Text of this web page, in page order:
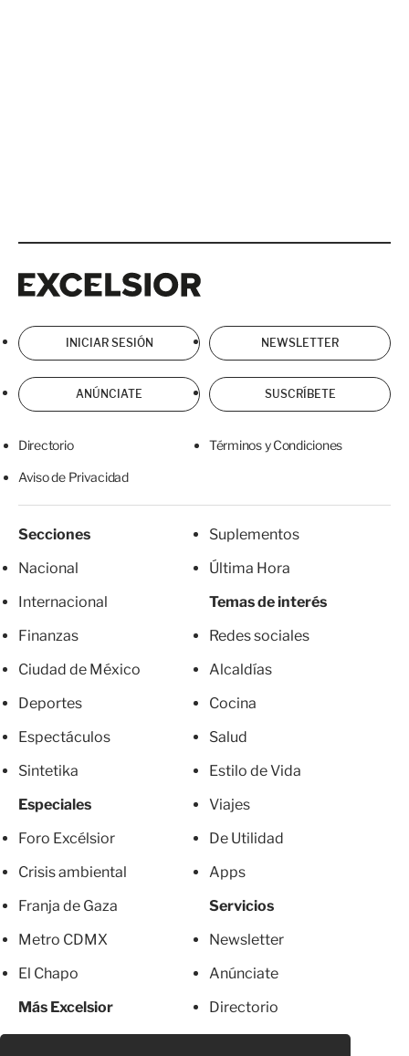
INICIAR SESIÓN NEWSLETTER
ANÚNCIATE SUSCRÍBETE
Directorio Términos y Condiciones
Aviso de Privacidad
Secciones
Nacional
Internacional
Finanzas
Ciudad de México
Deportes
Espectáculos
Sintetika
Especiales
Foro Excélsior
Crisis ambiental
Franja de Gaza
Metro CDMX
El Chapo
Más Excelsior
Suplementos
Última Hora
Temas de interés
Redes sociales
Alcaldías
Cocina
Salud
Estilo de Vida
Viajes
De Utilidad
Apps
Servicios
Newsletter
Anúnciate
Directorio